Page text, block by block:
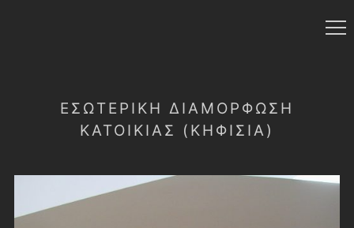
ΕΣΩΤΕΡΙΚΗ ΔΙΑΜΟΡΦΩΣΗ
ΚΑΤΟΙΚΙΑΣ (ΚΗΦΙΣΙΑ)